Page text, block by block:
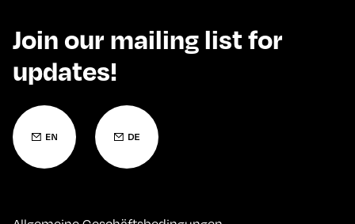
Join our mailing list for
updates!